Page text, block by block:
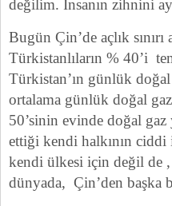
değilim. İnsanın zihnini
Bugün Çin’de açlık
Türkistanlıların % 40’i
Türkistan’ın günlük
ortalama günlük doğal
50’sinin evinde doğal
ettiği kendi halkının
kendi ülkesi için değil de
dünyada, Çin’den başka